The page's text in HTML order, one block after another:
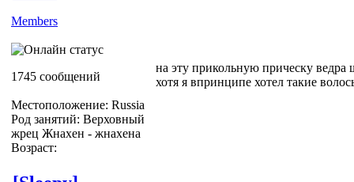
Members
1745 сообщений
Местоположение: Russia
Род занятий: Верховный
жрец Жнахен - жнахена
Возраст:
на эту прикольную прическу ведра
хотя я впринципе хотел такие